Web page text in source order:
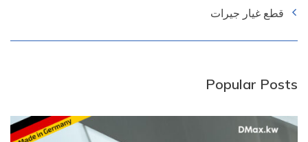
قطع غيار جيرات
Popular Posts